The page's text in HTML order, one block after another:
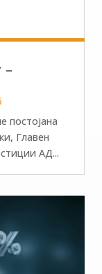
–
постојана
Главен
АД...